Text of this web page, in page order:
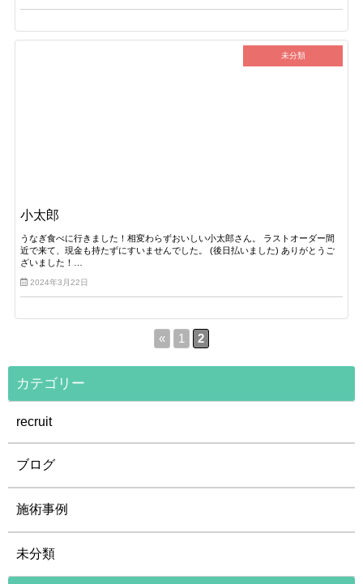
未分類
小太郎
うなぎ食べに行きました！相変わらずおいしい小太郎さん。 ラストオーダー間
近で来て、現金も持たずにすいませんでした。 (後日払いました) ありがとうご
ざいました！…
2024年3月22日
« 1 2
カテゴリー
recruit
ブログ
施術事例
未分類